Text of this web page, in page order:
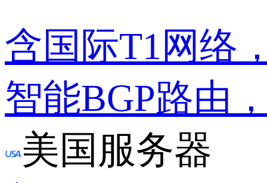
含国际T1网络
智能BGP路由
美国服务器